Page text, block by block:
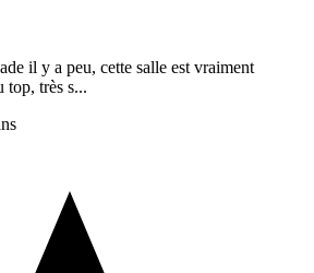
il y a peu, cette salle est vraiment
top, très s...